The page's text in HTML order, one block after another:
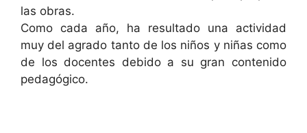
las obras.
Como cada año, ha resultado una actividad
muy del agrado tanto de los niños y niñas como
de los docentes debido a su gran contenido
pedagógico.